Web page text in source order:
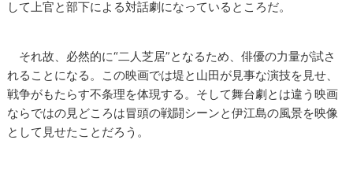
して上官と部下による対話劇になっているところだ。
それ故、必然的に“二人芝居”となるため、俳優の力量が試さ
れることになる。この映画では堤と山田が見事な演技を見せ、
戦争がもたらす不条理を体現する。そして舞台劇とは違う映画
ならではの見どころは冒頭の戦闘シーンと伊江島の風景を映像
として見せたことだろう。